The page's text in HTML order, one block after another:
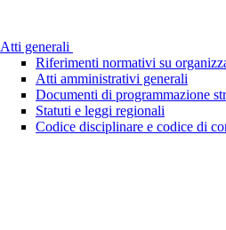
Atti generali
Riferimenti normativi su
Atti amministrativi generali
Documenti di programmazione
Statuti e leggi regionali
Codice disciplinare e codice di